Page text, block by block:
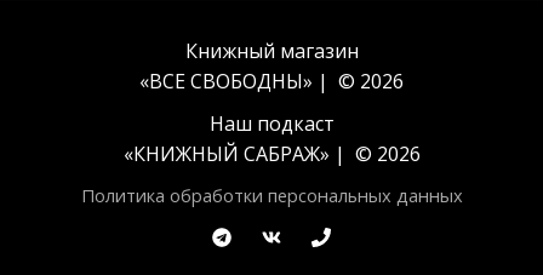
Книжный магазин
«ВСЕ СВОБОДНЫ» | © 2026
Наш подкаст
«КНИЖНЫЙ САБРАЖ» | © 2026
Политика обработки персональных данных